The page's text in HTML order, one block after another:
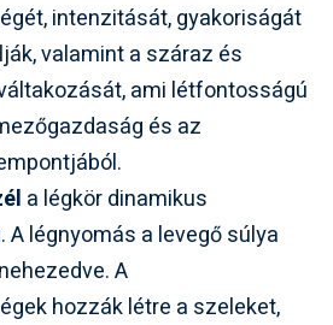
intenzitását, gyakoriságát
valamint a száraz és
ami létfontosságú
és az
a légkör dinamikus
légnyomás a levegő súlya
A
hozzák létre a szeleket,